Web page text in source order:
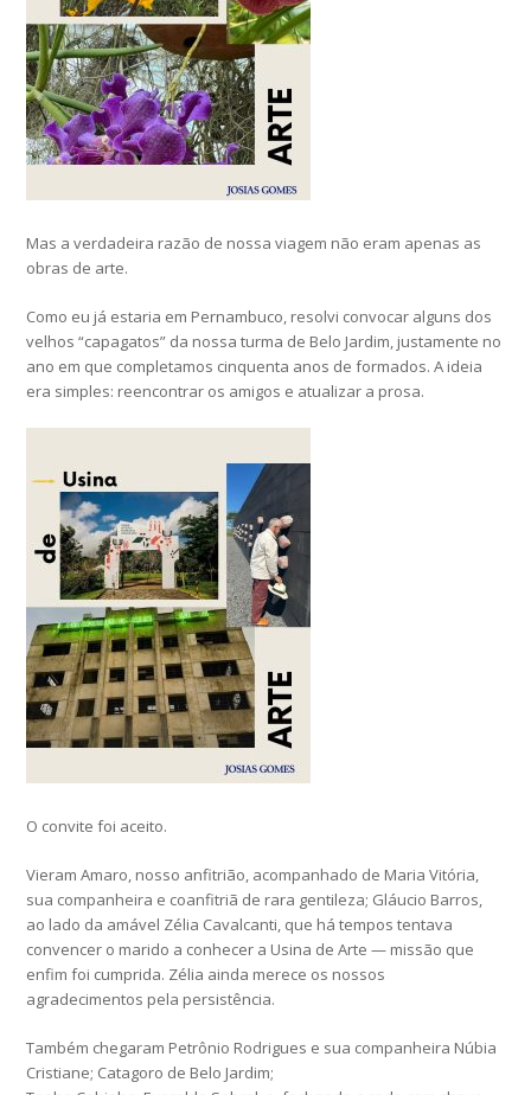
Mas a verdadeira razão de nossa viagem não eram apenas as
obras de arte.
Como eu já estaria em Pernambuco, resolvi convocar alguns dos
velhos “capagatos” da nossa turma de Belo Jardim, justamente no
ano em que completamos cinquenta anos de formados. A ideia
era simples: reencontrar os amigos e atualizar a prosa.
O convite foi aceito.
Vieram Amaro, nosso anfitrião, acompanhado de Maria Vitória,
sua companheira e coanfitriã de rara gentileza; Gláucio Barros,
ao lado da amável Zélia Cavalcanti, que há tempos tentava
convencer o marido a conhecer a Usina de Arte — missão que
enfim foi cumprida. Zélia ainda merece os nossos
agradecimentos pela persistência.
Também chegaram Petrônio Rodrigues e sua companheira Núbia
Cristiane; Catagoro de Belo Jardim;